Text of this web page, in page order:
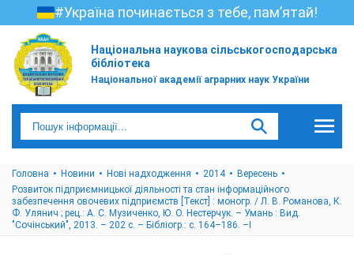
#Україна починається з тебе, пам’ятай!
Національна наукова сільськогосподарська
бібліотека
Національної академії аграрних наук України
Головна Новини Нові надходження 2014
Вересень
Розвиток підприємницької діяльності та стан інформаційного
забезпечення овочевих підприємств [Текст] : моногр. / Л. В. Романова, К.
Ф. Улянич ; рец.: А. С. Музиченко, Ю. О. Нестерчук. – Умань : Вид.
"Сочінський", 2013. – 202 с. – Бібліогр.: с. 164–186. –I